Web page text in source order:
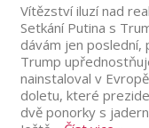
Vítězství iluzí nad
Setkání Putina s
dávám jen poslední,
Trump
nainstaloval v
doletu, které
dvě ponorky s